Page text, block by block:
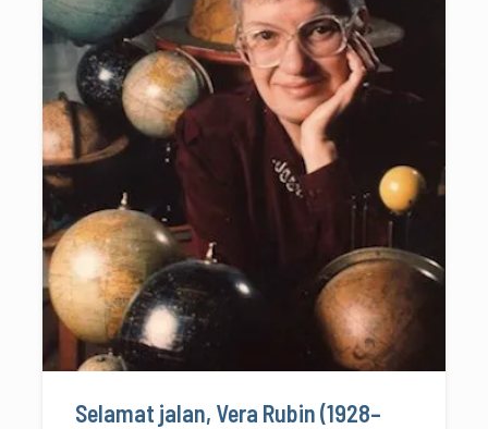
Selamat jalan, Vera Rubin (1928–